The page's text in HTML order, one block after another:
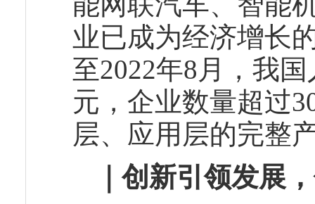
业已成为经济增长
至2022年8月，我
元，企业数量超过
层、应用层的完整
｜创新引领发展